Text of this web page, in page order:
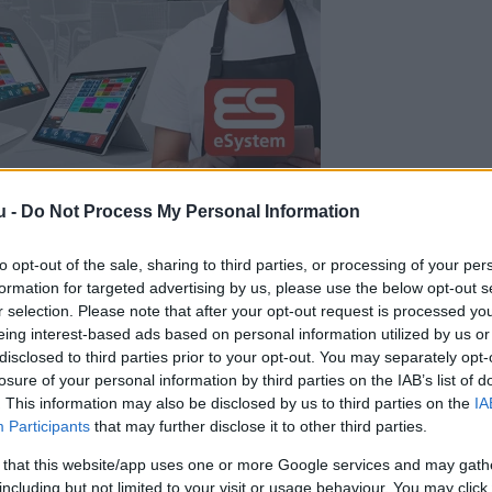
- Do Not Process My Personal Information
opt-out of the sale, sharing to third parties, or processing of your
for targeted advertising by us, please use the below opt-out
selection. Please note that after your opt-out request is processed
interest-based ads based on personal information utilized by us
to third parties prior to your opt-out. You may separately
of your personal information by third parties on the IAB’s list of
This information may also be disclosed by us to third parties on the
Participants that may further disclose it to other third parties.
that this website/app uses one or more Google services and may
but not limited to your visit or usage behaviour. You may
csendesen, családi körben tölti a 64.
a jeles alakmakkor, és bár nem örül
de hát ez ellen ugye, nincs mit tenni.
készülök, amiről egyelőre még nem
Básti Juli, aki még azt is elárulta a lapnak, hogy
–Végre valóban véget érjen a koronavírus és